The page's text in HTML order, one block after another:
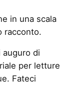
in una scala
racconto.
auguro di
per letture
Fateci